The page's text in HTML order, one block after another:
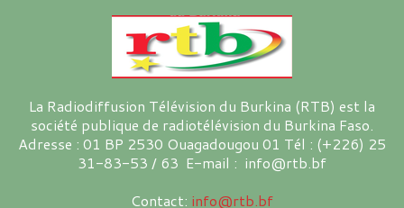
La Radiodiffusion Télévision du Burkina (RTB) est la
société publique de radiotélévision du Burkina Faso.
Adresse : 01 BP 2530 Ouagadougou 01 Tél : (+226) 25
31-83-53 / 63 E-mail : info@rtb.bf
Contact: info@rtb.bf